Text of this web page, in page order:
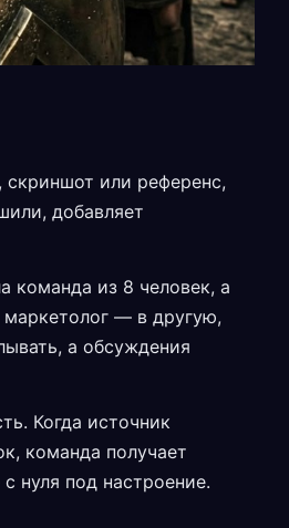
скриншот или референс,
добавляет
команда из 8 человек, а
— в другую,
а обсуждения
Когда источник
команда получает
нуля под настроение.